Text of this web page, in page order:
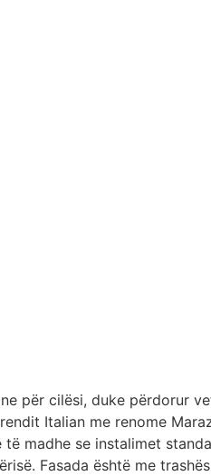
për cilësi, duke përdorur
Italian me renome
madhe se instalimet
Fasada është me